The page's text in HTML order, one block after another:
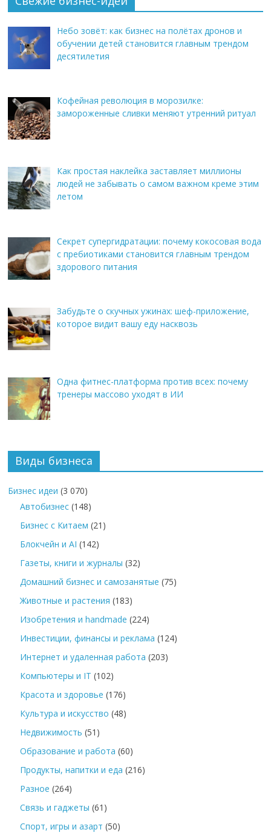
Небо зовёт: как бизнес на полётах дронов и
обучении детей становится главным трендом
десятилетия
Кофейная революция в морозилке:
замороженные сливки меняют утренний ритуал
Как простая наклейка заставляет миллионы
людей не забывать о самом важном креме этим
летом
Секрет супергидратации: почему кокосовая вода
с пребиотиками становится главным трендом
здорового питания
Забудьте о скучных ужинах: шеф-приложение,
которое видит вашу еду насквозь
Одна фитнес-платформа против всех: почему
тренеры массово уходят в ИИ
Виды бизнеса
Бизнес идеи (3 070)
Автобизнес (148)
Бизнес с Китаем (21)
Блокчейн и AI (142)
Газеты, книги и журналы (32)
Домашний бизнес и самозанятые (75)
Животные и растения (183)
Изобретения и handmade (224)
Инвестиции, финансы и реклама (124)
Интернет и удаленная работа (203)
Компьютеры и IT (102)
Красота и здоровье (176)
Культура и искусство (48)
Недвижимость (51)
Образование и работа (60)
Продукты, напитки и еда (216)
Разное (264)
Связь и гаджеты (61)
Спорт, игры и азарт (50)